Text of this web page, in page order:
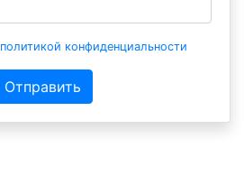
политикой конфиденциальности
Отправить